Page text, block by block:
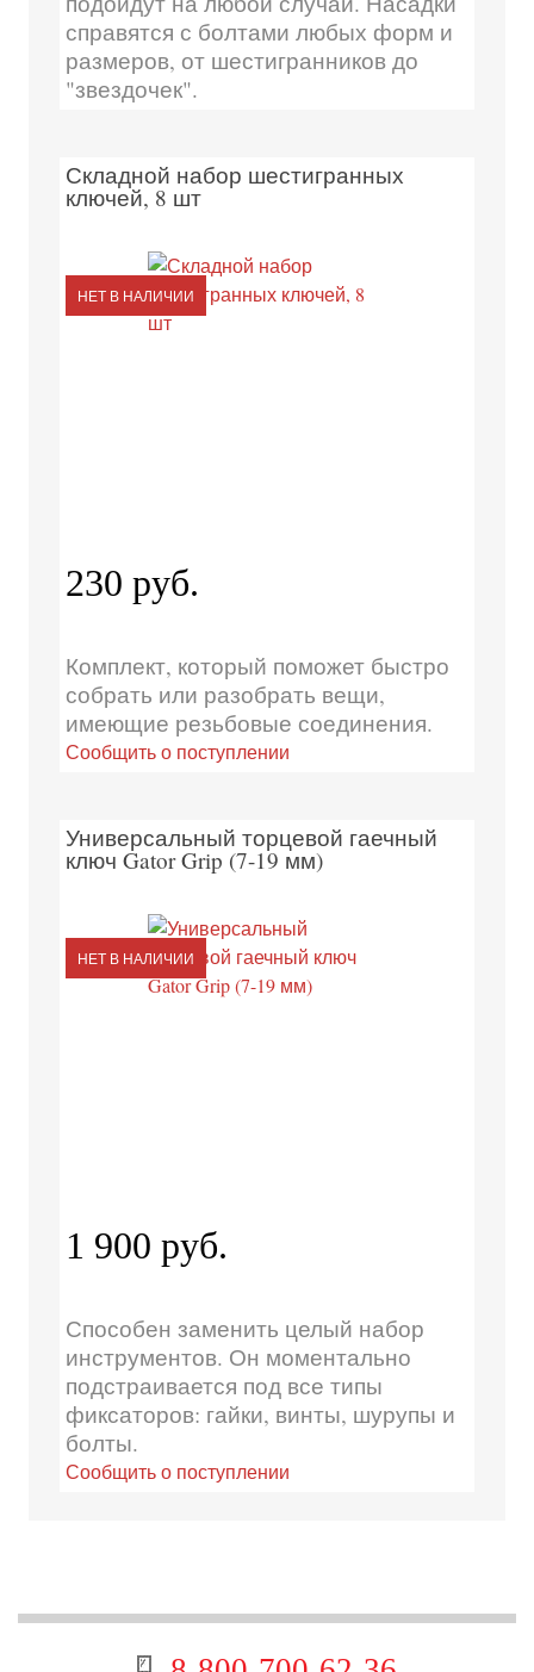
справятся с болтами любых форм и
размеров, от шестигранников до
"звездочек".
Складной набор шестигранных
ключей, 8 шт
НЕТ В НАЛИЧИИ
230 руб.
Комплект, который поможет быстро
собрать или разобрать вещи,
имеющие резьбовые соединения.
Сообщить о поступлении
Универсальный торцевой гаечный
ключ Gator Grip (7-19 мм)
НЕТ В НАЛИЧИИ
1 900 руб.
Способен заменить целый набор
инструментов. Он моментально
подстраивается под все типы
фиксаторов: гайки, винты, шурупы и
болты.
Сообщить о поступлении